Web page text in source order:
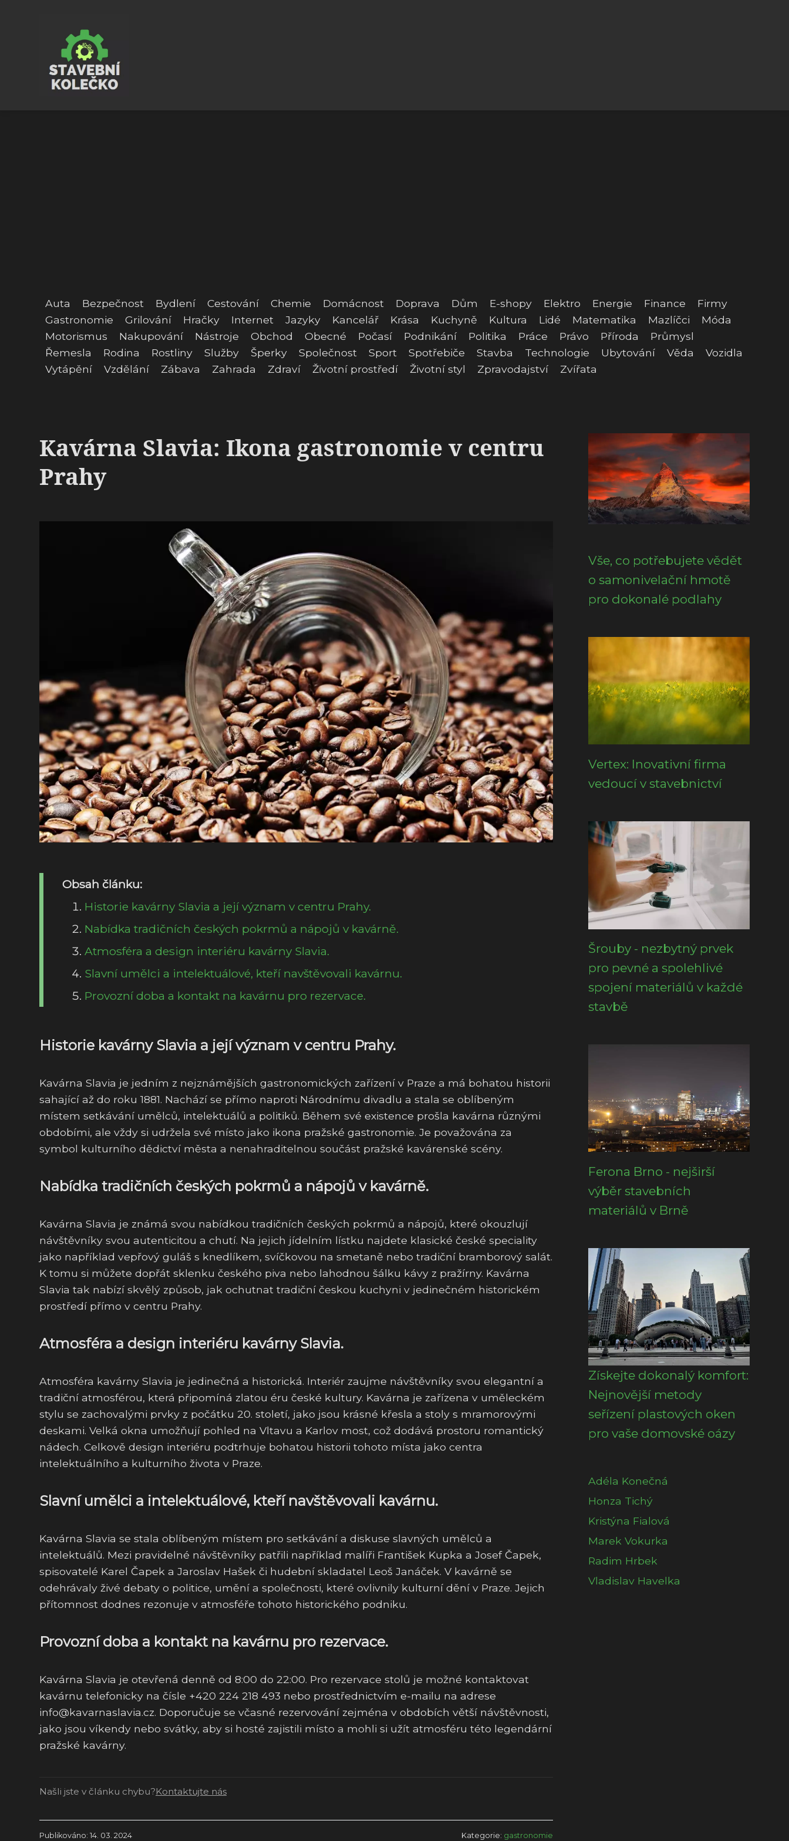
Auta Bezpečnost Bydlení Cestování Chemie Domácnost Doprava Dům E-shopy Elektro Energie Finance
Firmy
Gastronomie
Grilování Hračky Internet Jazyky Kancelář Krása Kuchyně Kultura Lidé Matematika Mazlíčci
Móda
Motorismus
Nakupování Nástroje Obchod Obecné Počasí Podnikání Politika Práce Právo Příroda
Průmysl
Řemesla
Rodina Rostliny Služby Šperky Společnost Sport Spotřebiče Stavba Technologie Ubytování Věda
Vozidla
Vytápění
Vzdělání Zábava Zahrada Zdraví Životní prostředí Životní styl Zpravodajství Zvířata
Kavárna Slavia: Ikona gastronomie v centru
Prahy
Obsah článku:
Historie kavárny Slavia a její význam v centru Prahy.
Nabídka tradičních českých pokrmů a nápojů v kavárně.
Atmosféra a design interiéru kavárny Slavia.
Slavní umělci a intelektuálové, kteří navštěvovali kavárnu.
Provozní doba a kontakt na kavárnu pro rezervace.
Historie kavárny Slavia a její význam v centru Prahy.
Kavárna Slavia je jedním z nejznámějších gastronomických zařízení v Praze a má bohatou historii
sahající až do roku 1881. Nachází se přímo naproti Národnímu divadlu a stala se oblíbeným
místem setkávání umělců, intelektuálů a politiků. Během své existence prošla kavárna různými
obdobími, ale vždy si udržela své místo jako ikona pražské gastronomie. Je považována za
symbol kulturního dědictví města a nenahraditelnou součást pražské kavárenské scény.
Nabídka tradičních českých pokrmů a nápojů v kavárně.
Kavárna Slavia je známá svou nabídkou tradičních českých pokrmů a nápojů, které okouzlují
návštěvníky svou autenticitou a chutí. Na jejich jídelním lístku najdete klasické české speciality
jako například vepřový guláš s knedlíkem, svíčkovou na smetaně nebo tradiční bramborový salát.
K tomu si můžete dopřát sklenku českého piva nebo lahodnou šálku kávy z pražírny. Kavárna
Slavia tak nabízí skvělý způsob, jak ochutnat tradiční českou kuchyni v jedinečném historickém
prostředí přímo v centru Prahy.
Atmosféra a design interiéru kavárny Slavia.
Atmosféra kavárny Slavia je jedinečná a historická. Interiér zaujme návštěvníky svou elegantní a
tradiční atmosférou, která připomíná zlatou éru české kultury. Kavárna je zařízena v uměleckém
stylu se zachovalými prvky z počátku 20. století, jako jsou krásné křesla a stoly s mramorovými
deskami. Velká okna umožňují pohled na Vltavu a Karlov most, což dodává prostoru romantický
nádech. Celkově design interiéru podtrhuje bohatou historii tohoto místa jako centra
intelektuálního a kulturního života v Praze.
Slavní umělci a intelektuálové, kteří navštěvovali kavárnu.
Kavárna Slavia se stala oblíbeným místem pro setkávání a diskuse slavných umělců a
intelektuálů. Mezi pravidelné návštěvníky patřili například malíři František Kupka a Josef Čapek,
spisovatelé Karel Čapek a Jaroslav Hašek či hudební skladatel Leoš Janáček. V kavárně se
odehrávaly živé debaty o politice, umění a společnosti, které ovlivnily kulturní dění v Praze. Jejich
přítomnost dodnes rezonuje v atmosféře tohoto historického podniku.
Provozní doba a kontakt na kavárnu pro rezervace.
Kavárna Slavia je otevřená denně od 8:00 do 22:00. Pro rezervace stolů je možné kontaktovat
kavárnu telefonicky na čísle +420 224 218 493 nebo prostřednictvím e-mailu na adrese
info@kavarnaslavia.cz. Doporučuje se včasné rezervování zejména v obdobích větší návštěvnosti,
jako jsou víkendy nebo svátky, aby si hosté zajistili místo a mohli si užít atmosféru této legendární
pražské kavárny.
Našli jste v článku chybu?Kontaktujte nás
Publikováno: 14. 03. 2024 Kategorie: gastronomie
Vše, co potřebujete vědět
o samonivelační hmotě
pro dokonalé podlahy
Vertex: Inovativní firma
vedoucí v stavebnictví
Šrouby - nezbytný prvek
pro pevné a spolehlivé
spojení materiálů v každé
stavbě
Ferona Brno - nejširší
výběr stavebních
materiálů v Brně
Získejte dokonalý komfort:
Nejnovější metody
seřízení plastových oken
pro vaše domovské oázy
Adéla Konečná
Honza Tichý
Kristýna Fialová
Marek Vokurka
Radim Hrbek
Vladislav Havelka